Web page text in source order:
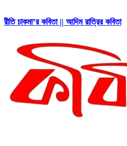
রীতি চাকমা’র কবিতা || আদিম রাত্রির কবিতা